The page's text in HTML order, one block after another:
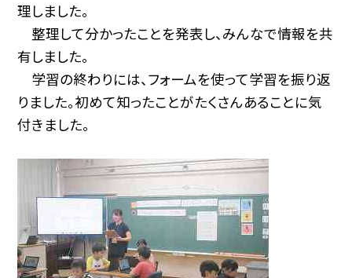
理しました。
整理して分かったことを発表し、みんなで情報を共
有しました。
学習の終わりには、フォームを使って学習を振り返
りました。初めて知ったことがたくさんあることに気
付きました。